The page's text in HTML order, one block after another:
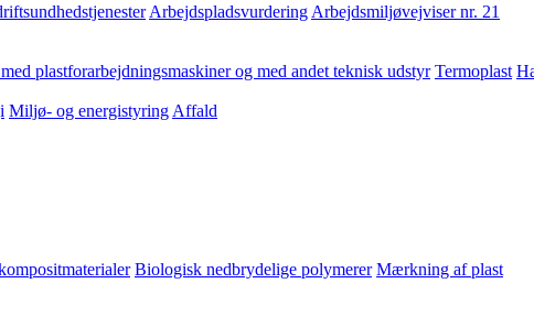
Arbejdspladsvurdering Arbejdsmiljøvejviser nr. 21
plastforarbejdningsmaskiner og med andet teknisk udstyr Termoplast
Miljø- og energistyring Affald
Biologisk nedbrydelige polymerer Mærkning af plast